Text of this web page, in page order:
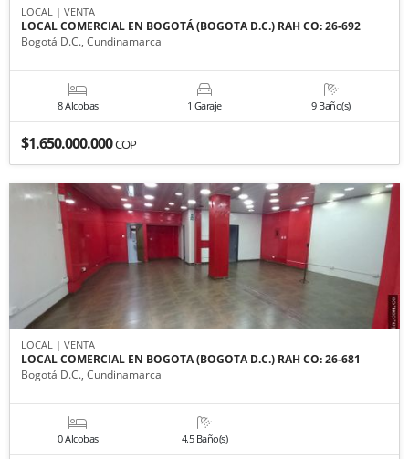
LOCAL | VENTA
LOCAL COMERCIAL EN BOGOTÁ (BOGOTA D.C.) RAH CO: 26-692
Bogotá D.C., Cundinamarca
8 Alcobas 1 Garaje 9 Baño(s)
$1.650.000.000COP
LOCAL | VENTA
LOCAL COMERCIAL EN BOGOTA (BOGOTA D.C.) RAH CO: 26-681
Bogotá D.C., Cundinamarca
0 Alcobas 4.5 Baño(s)